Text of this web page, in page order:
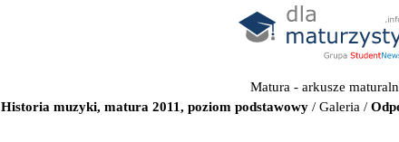
Matura - arkusze
Historia muzyki, matura 2011, poziom podstawowy/ Galeria /